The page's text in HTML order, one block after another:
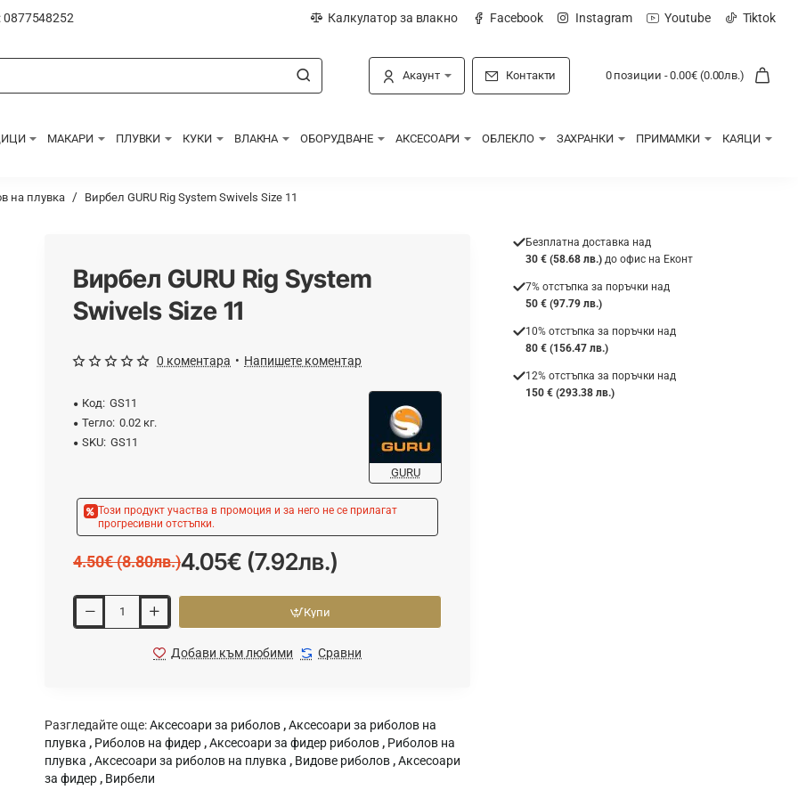
Калкулатор за влакно Facebook Instagram Youtube Tiktok
Акаунт Контакти 0 позиции - 0.00€ (0.00лв.)
МАКАРИ ПЛУВКИ КУКИ ВЛАКНА ОБОРУДВАНЕ АКСЕСОАРИ ОБЛЕКЛО ЗАХРАНКИ ПРИМАМКИ КАЯЦИ
на плувка Вирбел GURU Rig System Swivels Size 11
Вирбел GURU Rig System
Swivels Size 11
Код: GS11
Тегло: 0.02 кг.
SKU: GS11
GURU
0 коментара • Напишете коментар
Този продукт участва в промоция и за него не се прилагат
прогресивни отстъпки.
4.05€ (7.92лв.)
4.50€ (8.80лв.)
Купи
Добави към любими Сравни
Разгледайте още:Аксесоари за риболов ,Аксесоари за риболов на
плувка , Риболов на фидер ,Аксесоари за фидер риболов , Риболов на
плувка ,Аксесоари за риболов на плувка , Видове риболов ,Аксесоари
за фидер , Вирбели
Безплатна доставка над
30 € (58.68 лв.) до офис на Еконт
7% отстъпка за поръчки над
50 € (97.79 лв.)
10% отстъпка за поръчки над
80 € (156.47 лв.)
12% отстъпка за поръчки над
150 € (293.38 лв.)